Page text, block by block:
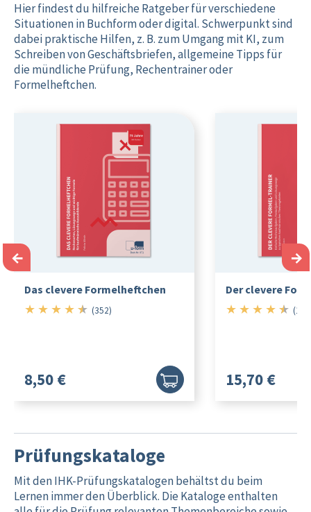
Hier findest du hilfreiche Ratgeber für verschiedene
Situationen in Buchform oder digital. Schwerpunkt sind
dabei praktische Hilfen, z. B. zum Umgang mit KI, zum
Schreiben von Geschäftsbriefen, allgemeine Tipps für
die mündliche Prüfung, Rechentrainer oder
Formelheftchen.
Das clevere Formelheftchen
★ ★ ★ ★ ★ 4.5/5
(352)
8,50 €
Der clevere
★ ★ ★ ★ ★ 4.5/5
15,70 €
← →
Prüfungskataloge
Mit den IHK-Prüfungskatalogen behältst du beim
Lernen immer den Überblick. Die Kataloge enthalten